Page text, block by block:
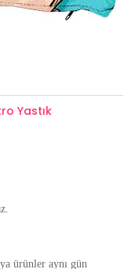
Yastık
ürünler aynı gün